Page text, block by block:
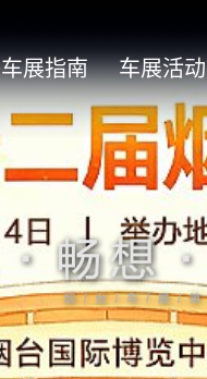
车展指南 车展活动